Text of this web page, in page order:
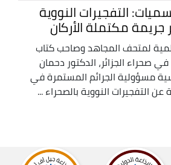
التفجيرات النووية
جريمة مكتملة الأركان
لمتحف المجاهد وصاحب كتاب
صحراء الجزائر، الدكتور دحمان
مسؤولية الجرائم المستمرة في
عن التفجيرات النووية بالصحراء ...